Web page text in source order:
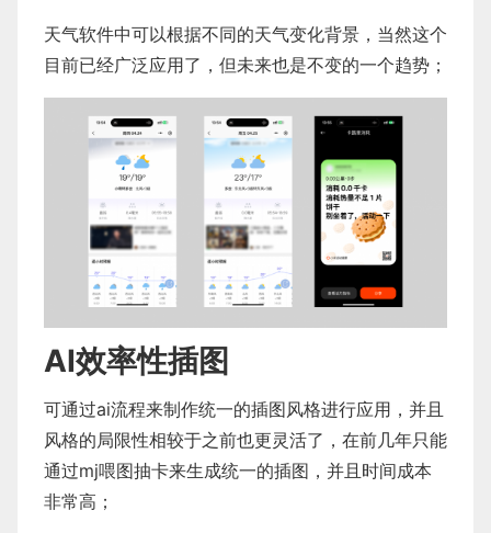
天气软件中可以根据不同的天气变化背景，当然这个
目前已经广泛应用了，但未来也是不变的一个趋势；
AI效率性插图
可通过ai流程来制作统一的插图风格进行应用，并且
风格的局限性相较于之前也更灵活了，在前几年只能
通过mj喂图抽卡来生成统一的插图，并且时间成本
非常高；